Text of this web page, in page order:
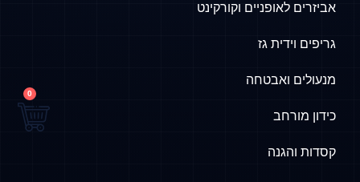
אביזרים לאופניים וקורקינט
גריפים וידית גז
מנעולים ואבטחה
כידון מורחב
קסדות והגנה
0